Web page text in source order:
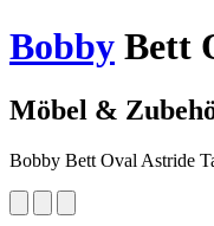
Bobby Bett
Möbel &
Bobby Bett Oval Astride